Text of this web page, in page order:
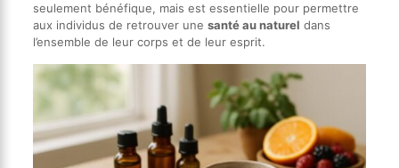
seulement bénéfique, mais est essentielle pour permettre
aux individus de retrouver une santé au naturel dans
l’ensemble de leur corps et de leur esprit.